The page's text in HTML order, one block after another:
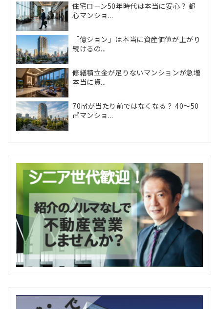
住宅ローン50年時代は本当に安心？ 都
心マンショ...
「億ション」は本当に資産価値が上がり
続けるの...
修繕積立金が足りないマンションが急増
本当に資...
70㎡が当たり前ではなくなる？ 40〜50
㎡マンショ...